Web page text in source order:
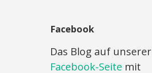
Facebook
Das Blog auf unserer
Facebook-Seite mit